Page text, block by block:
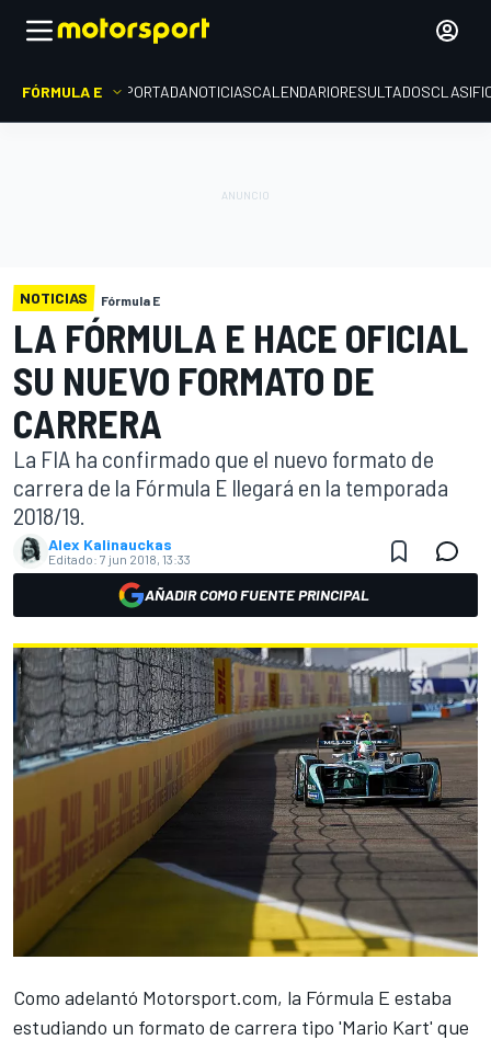
FÓRMULA E PORTADANOTICIASCALENDARIORESULTADOS
NOTICIAS Fórmula E
LA FÓRMULA E HACE OFICIAL
SU NUEVO FORMATO DE
CARRERA
La FIA ha confirmado que el nuevo formato de
carrera de la Fórmula E llegará en la temporada
2018/19.
Alex Kalinauckas
Editado: 7 jun 2018, 13:33
AÑADIR COMO FUENTE PRINCIPAL
Como adelantó Motorsport.com, la Fórmula E estaba
estudiando un formato de carrera tipo 'Mario Kart' que